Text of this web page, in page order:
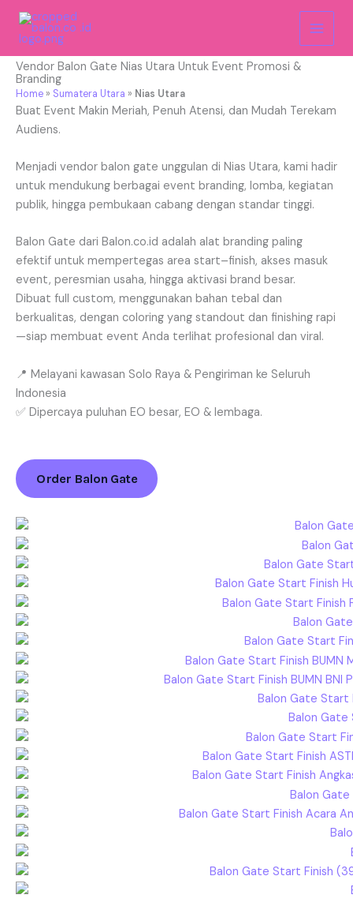
Skip
content
Nias Utara
Vendor Balon Gate Nias Utara Untuk Event Promosi &
Branding
Home » Sumatera Utara » Nias Utara
Buat Event Makin Meriah, Penuh Atensi, dan Mudah Terekam
Audiens.
Menjadi vendor balon gate unggulan di Nias Utara, kami hadir
untuk mendukung berbagai event branding, lomba, kegiatan
publik, hingga pembukaan cabang dengan standar tinggi.
Balon Gate dari Balon.co.id adalah alat branding paling
efektif untuk mempertegas area start–finish, akses masuk
event, peresmian usaha, hingga aktivasi brand besar.
Dibuat full custom, menggunakan bahan tebal dan
berkualitas, dengan coloring yang standout dan finishing rapi
—siap membuat event Anda terlihat profesional dan viral.
📍 Melayani kawasan Solo Raya & Pengiriman ke Seluruh
Indonesia
✅ Dipercaya puluhan EO besar, EO & lembaga.
Order Balon Gate